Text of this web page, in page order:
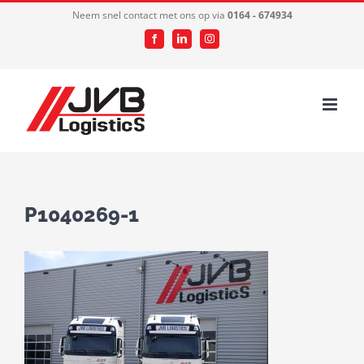
Neem snel contact met ons op via 0164 - 674934
FacebookLinkedInInstagram
P1040269-1